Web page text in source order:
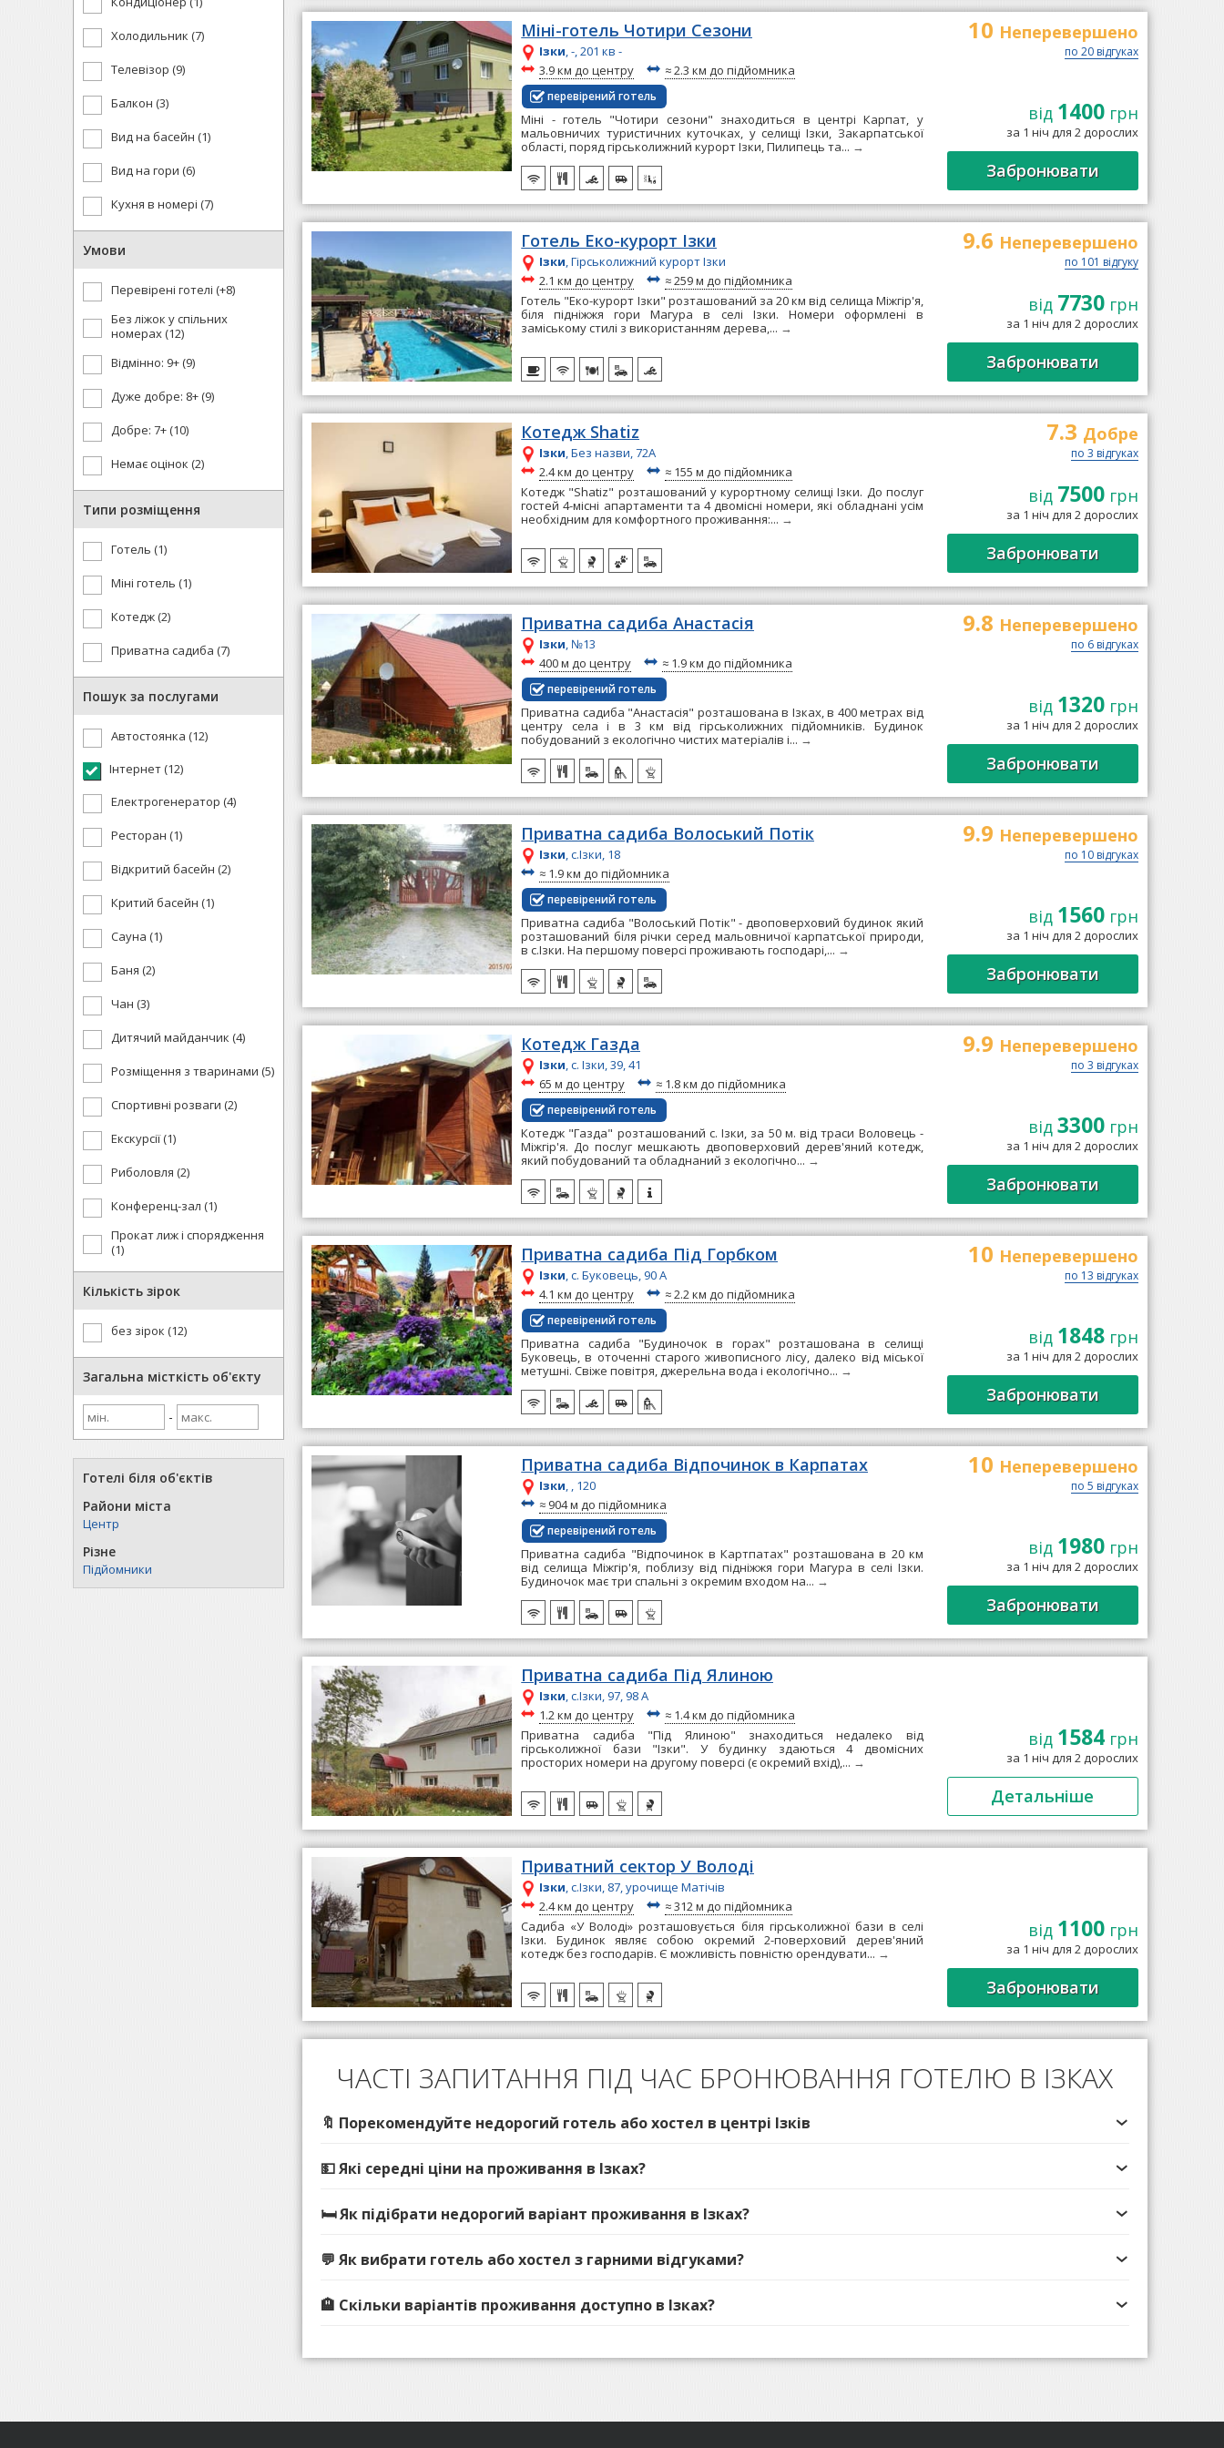
Холодильник (7)
Телевізор (9)
Балкон (3)
Вид на басейн (1)
Вид на гори (6)
Кухня в номері (7)
Умови
Перевірені готелі (+8)
Без ліжок у спільних
номерах (12)
Відмінно: 9+ (9)
Дуже добре: 8+ (9)
Добре: 7+ (10)
Немає оцінок (2)
Типи розміщення
Готель (1)
Міні готель (1)
Котедж (2)
Приватна садиба (7)
Пошук за послугами
Автостоянка (12)
Інтернет (12)
Електрогенератор (4)
Ресторан (1)
Відкритий басейн (2)
Критий басейн (1)
Сауна (1)
Баня (2)
Чан (3)
Дитячий майданчик (4)
Розміщення з тваринами (5)
Спортивні розваги (2)
Екскурсії (1)
Риболовля (2)
Конференц-зал (1)
Прокат лиж і спорядження
(1)
Кількість зірок
без зірок (12)
Загальна місткість об'єкту
-
Готелі біля об'єктів
Райони міста
Центр
Різне
Підйомники
Міні-готель Чотири Сезони
Ізки, -, 201 кв -
~
3.9 км до центру ~ ≈2.3 км до підйомника
перевірений готель
Міні - готель "Чотири сезони" знаходиться в центрі Карпат, у
мальовничих туристичних куточках, у селищі Ізки, Закарпатської
області, поряд гірськолижний курорт Ізки, Пилипець та... →
10 Неперевершено
по 20 відгуках
від 1400грн
за 1 ніч для 2 дорослих
Забронювати
Готель Еко-курорт Ізки
Ізки, Гірськолижний курорт Ізки
~
2.1 км до центру ~ ≈259 м до підйомника
Готель "Еко-курорт Ізки" розташований за 20 км від селища Міжгір'я,
біля підніжжя гори Магура в селі Ізки. Номери оформлені в
заміському стилі з використанням дерева,... →
9.6 Неперевершено
по 101 відгуку
від 7730грн
за 1 ніч для 2 дорослих
Забронювати
Котедж Shatiz
Ізки, Без назви, 72А
~
2.4 км до центру ~ ≈ 155 м до підйомника
Котедж "Shatiz" розташований у курортному селищі Ізки. До послуг
гостей 4-місні апартаменти та 4 двомісні номери, які обладнані усім
необхідним для комфортного проживання:... →
7.3 Добре
по 3 відгуках
від 7500грн
за 1 ніч для 2 дорослих
Забронювати
Приватна садиба Анастасія
Ізки, №13
~
400 м до центру ~ ≈ 1.9 км до підйомника
перевірений готель
Приватна садиба "Анастасія" розташована в Ізках, в 400 метрах від
центру села і в 3 км від гірськолижних підйомників. Будинок
побудований з екологічно чистих матеріалів і... →
9.8 Неперевершено
по 6 відгуках
від 1320грн
за 1 ніч для 2 дорослих
Забронювати
Приватна садиба Волоський Потік
Ізки, с.Ізки, 18
~
≈ 1.9 км до підйомника
перевірений готель
Приватна садиба "Волоський Потік" - двоповерховий будинок який
розташований біля річки серед мальовничої карпатської природи,
в с.Ізки. На першому поверсі проживають господарі,... →
9.9 Неперевершено
по 10 відгуках
від 1560грн
за 1 ніч для 2 дорослих
Забронювати
Котедж Газда
Ізки, с. Ізки, 39, 41
~
65 м до центру ~ ≈ 1.8 км до підйомника
перевірений готель
Котедж "Газда" розташований с. Ізки, за 50 м. від траси Воловець -
Міжгір'я. До послуг мешкають двоповерховий дерев'яний котедж,
який побудований та обладнаний з екологічно... →
9.9 Неперевершено
по 3 відгуках
від 3300грн
за 1 ніч для 2 дорослих
Забронювати
Приватна садиба Під Горбком
Ізки, с. Буковець, 90 А
~
4.1 км до центру ~ ≈2.2 км до підйомника
перевірений готель
Приватна садиба "Будиночок в горах" розташована в селищі
Буковець, в оточенні старого живописного лісу, далеко від міської
метушні. Свіже повітря, джерельна вода і екологічно... →
10 Неперевершено
по 13 відгуках
від 1848грн
за 1 ніч для 2 дорослих
Забронювати
Приватна садиба Відпочинок в Карпатах
Ізки, , 120
~
≈ 904 м до підйомника
перевірений готель
Приватна садиба "Відпочинок в Картпатах" розташована в 20 км
від селища Міжгір'я, поблизу від підніжжя гори Магура в селі Ізки.
Будиночок має три спальні з окремим входом на... →
10 Неперевершено
по 5 відгуках
від 1980грн
за 1 ніч для 2 дорослих
Забронювати
Приватна садиба Під Ялиною
Ізки, с.Ізки, 97, 98 А
~
1.2 км до центру ~ ≈ 1.4 км до підйомника
Приватна садиба "Під Ялиною" знаходиться недалеко від
гірськолижної бази "Ізки". У будинку здаються 4 двомісних
просторих номери на другому поверсі (є окремий вхід),... →
від 1584грн
за 1 ніч для 2 дорослих
Детальніше
Приватний сектор У Володі
Ізки, с.Ізки, 87, урочище Матічів
~
2.4 км до центру ~ ≈312 м до підйомника
Садиба «У Володі» розташовується біля гірськолижної бази в селі
Ізки. Будинок являє собою окремий 2-поверховий дерев'яний
котедж без господарів. Є можливість повністю орендувати... →
від 1100грн
за 1 ніч для 2 дорослих
Забронювати
ЧАСТІ ЗАПИТАННЯ ПІД ЧАС БРОНЮВАННЯ ГОТЕЛЮ В ІЗКАХ
🔖 Порекомендуйте недорогий готель або хостел в центрі Ізків
💵 Які середні ціни на проживання в Ізках?
🛏️ Як підібрати недорогий варіант проживання в Ізках?
💬 Як вибрати готель або хостел з гарними відгуками?
🏨 Скільки варіантів проживання доступно в Ізках?